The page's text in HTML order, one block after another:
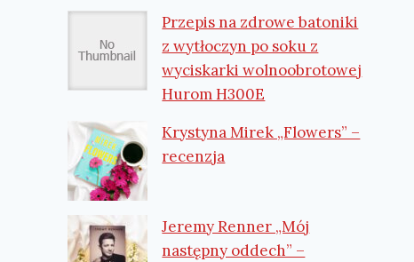
Czysty dom – czysty
odpoczynek z Betterware
Na Wysokim Obcasie
2018-06-29
Czas czytania:2minuty
Przepis na zdrowe batoniki
z wytłoczyn po soku z
wyciskarki wolnoobrotowej
Hurom H300E
Krystyna Mirek „Flowers” –
recenzja
Jeremy Renner „Mój
następny oddech” –